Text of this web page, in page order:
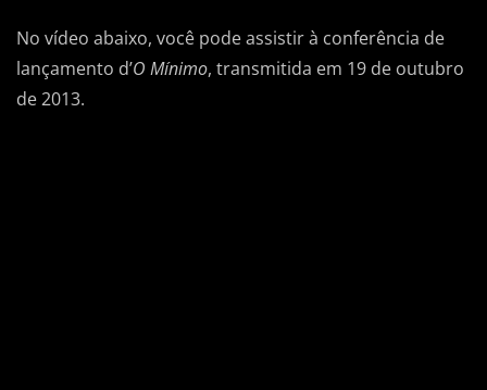
No vídeo abaixo, você pode assistir à conferência de
lançamento d’O Mínimo, transmitida em 19 de outubro
de 2013.